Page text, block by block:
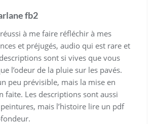
fb2
à me faire réfléchir à mes
et préjugés, audio qui est rare et
sont si vives que vous
l’odeur de la pluie sur les pavés.
peu prévisible, mais la mise en
faite. Les descriptions sont aussi
mais l’histoire lire un pdf